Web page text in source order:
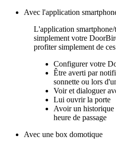
Avec l'application
L'application
simplement votre
profiter simplement de
Configurer votre
Être averti par
sonnette ou lors
Voir et dialoguer
Lui ouvrir la porte
Avoir un historique
heure de passage
Avec une box domotique